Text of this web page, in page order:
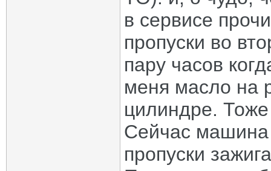
в сервисе
пропуски во
пару часов
меня масло на
цилиндре.
Сейчас машина
пропуски